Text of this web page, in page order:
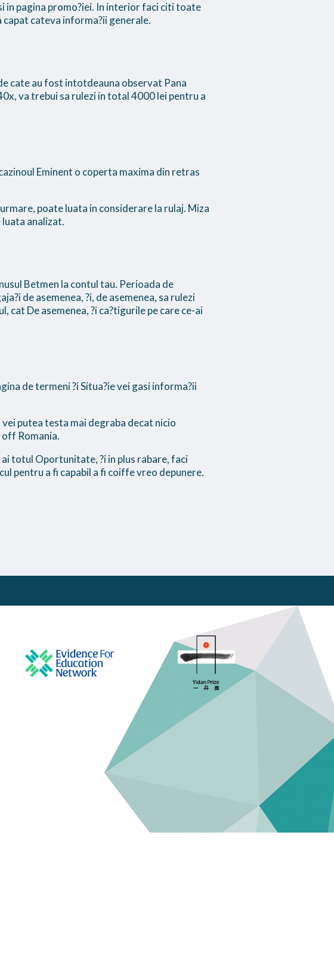
in pagina promo?iei. In interior faci citi toate
capat cateva informa?ii generale.
cate au fost intotdeauna observat Pana
va trebui sa rulezi in total 4000 lei pentru a
Eminent o coperta maxima din retras
poate luata in considerare la rulaj. Miza
luata analizat.
Betmen la contul tau. Perioada de
de asemenea, ?i, de asemenea, sa rulezi
cat De asemenea, ?i ca?tigurile pe care ce-ai
de termeni ?i Situa?ie vei gasi informa?ii
putea testa mai degraba decat nicio
off Romania.
ai totul Oportunitate, ?i in plus rabare, faci
pentru a fi capabil a fi coiffe vreo depunere.